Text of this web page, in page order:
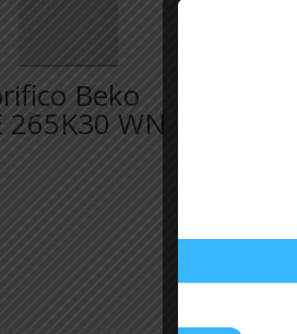
Beko
265K30 WN